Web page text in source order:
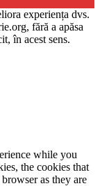
experiența dvs.
fără a apăsa
în acest sens.
while you
the cookies that
as they are